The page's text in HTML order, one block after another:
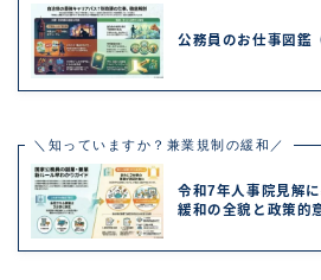
公務員のお仕事図鑑
＼知っていますか？兼業規制の緩和／
令和7年人事院見解
緩和の全貌と政策的